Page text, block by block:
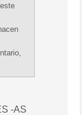
-AS